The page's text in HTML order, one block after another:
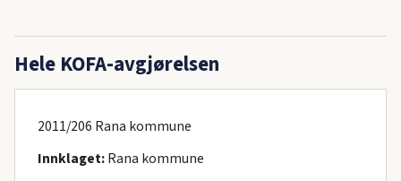
Hele KOFA-avgjørelsen
2011/206 Rana kommune
Innklaget:Rana kommune